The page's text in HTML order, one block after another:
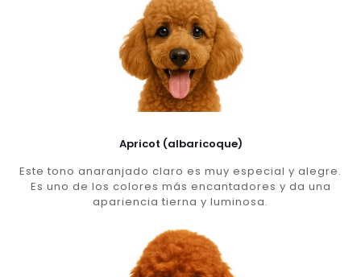
Apricot (albaricoque)
Este tono anaranjado claro es muy especial y alegre.
Es uno de los colores más encantadores y da una
apariencia tierna y luminosa.